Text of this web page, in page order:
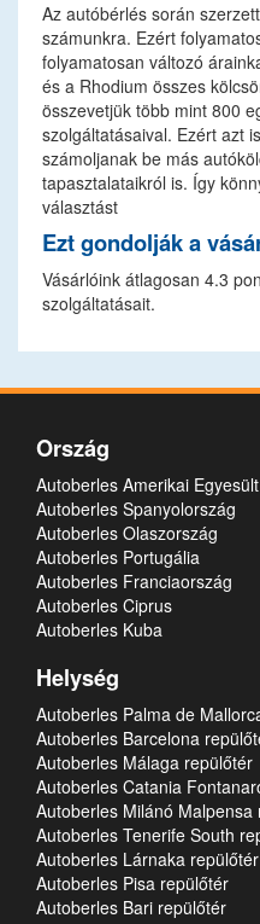
Az autóbérlés során
számunkra. Ezért
folyamatosan változó
és a Rhodium összes
összevetjük több mint 800
szolgáltatásaival. Ezért azt
számoljanak be más
tapasztalataikról is. Így
választást
Ezt gondolják a
Vásárlóink átlagosan 4.3
szolgáltatásait.
Ország
Autoberles Amerikai
Autoberles Spanyolország
Autoberles Olaszország
Autoberles Portugália
Autoberles Franciaország
Autoberles Ciprus
Autoberles Kuba
Helység
Autoberles Palma de
Autoberles Barcelona
Autoberles Málaga repülőtér
Autoberles Catania
Autoberles Milánó Malpensa
Autoberles Tenerife South
Autoberles Lárnaka repülőtér
Autoberles Pisa repülőtér
Autoberles Bari repülőtér